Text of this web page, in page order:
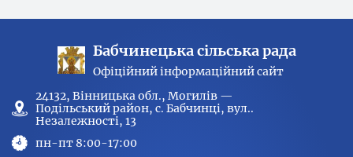
Бабчинецька сільська рада
Офіційний інформаційний сайт
24132, Вінницька обл., Могилів —
Подільський район, с. Бабчинці, вул..
Незалежності, 13
пн-пт 8:00-17:00